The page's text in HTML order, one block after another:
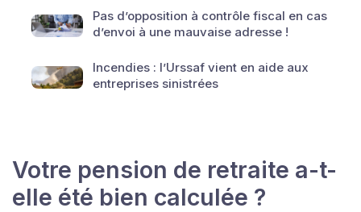
Pas d’opposition à contrôle fiscal en cas
d’envoi à une mauvaise adresse !
Incendies : l’Urssaf vient en aide aux
entreprises sinistrées
Votre pension de retraite a-t-
elle été bien calculée ?